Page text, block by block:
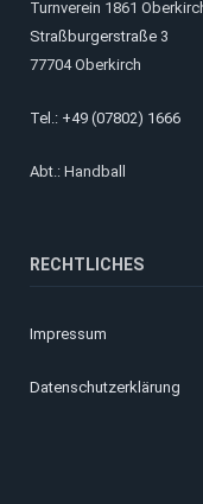
Turnverein 1861
Straßburgerstraße 3
77704 Oberkirch
Tel.: +49 (07802) 1666
Abt.: Handball
RECHTLICHES
Impressum
Datenschutzerklärung